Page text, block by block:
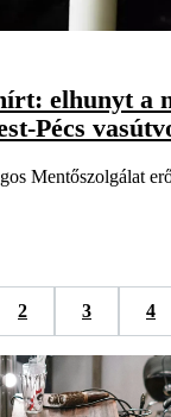
elhunyt a
Pécs
Mentőszolgálat
2 3 4